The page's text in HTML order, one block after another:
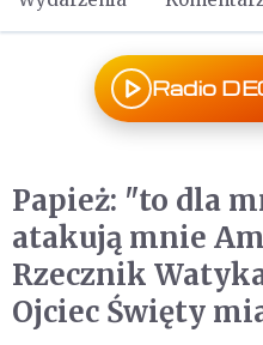
Radio
Papież: "to dla
atakują mnie
Rzecznik
Ojciec Święty